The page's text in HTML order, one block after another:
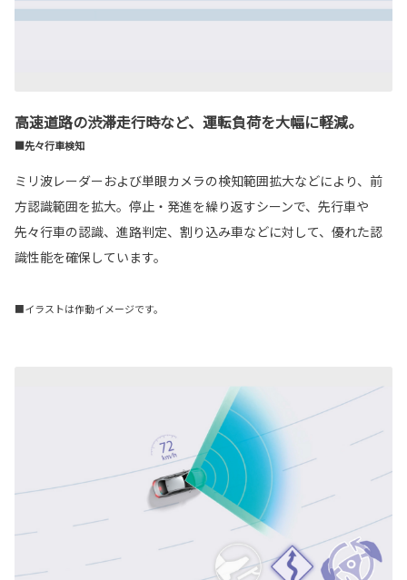
高速道路の渋滞走行時など、運転負荷を大幅に軽減。
■先々行車検知
ミリ波レーダーおよび単眼カメラの検知範囲拡大などにより、前
方認識範囲を拡大。停止・発進を繰り返すシーンで、先行車や
先々行車の認識、進路判定、割り込み車などに対して、優れた認
識性能を確保しています。
■イラストは作動イメージです。